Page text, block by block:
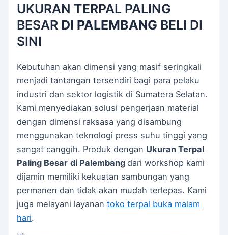
UKURAN TERPAL PALING
BESAR DI PALEMBANG BELI DI
SINI
Kebutuhan akan dimensi yang masif seringkali
menjadi tantangan tersendiri bagi para pelaku
industri dan sektor logistik di Sumatera Selatan.
Kami menyediakan solusi pengerjaan material
dengan dimensi raksasa yang disambung
menggunakan teknologi press suhu tinggi yang
sangat canggih. Produk dengan Ukuran Terpal
Paling Besar di Palembangdari workshop kami
dijamin memiliki kekuatan sambungan yang
permanen dan tidak akan mudah terlepas. Kami
juga melayani layanantoko terpal buka malam
hari.